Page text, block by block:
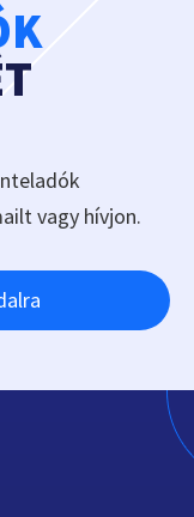
vagy hívjon.